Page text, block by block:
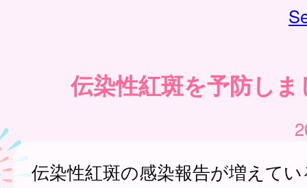
伝染性紅斑を予防し
伝染性紅斑の感染報告が増えて